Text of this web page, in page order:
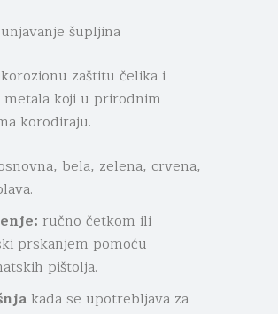
šupljina
zaštitu čelika i
metala koji u prirodnim
korodiraju.
bela, zelena, crvena,
ručno četkom ili
prskanjem pomoću
pištolja.
kada se upotrebljava za